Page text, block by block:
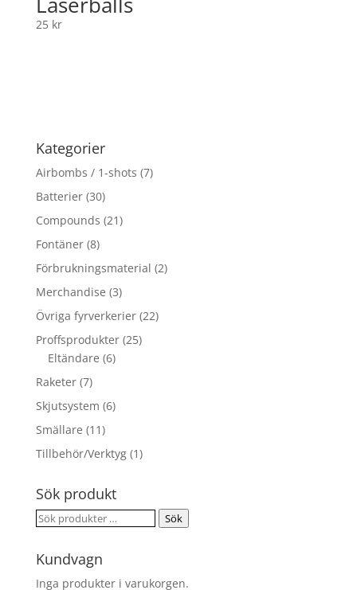
25 kr
Kategorier
Airbombs / 1-shots (7)
Batterier (30)
Compounds (21)
Fontäner (8)
Förbrukningsmaterial (2)
Merchandise (3)
Övriga fyrverkerier (22)
Proffsprodukter (25)
Eltändare (6)
Raketer (7)
Skjutsystem (6)
Smällare (11)
Tillbehör/Verktyg (1)
Sök produkt
Sök
Sök
Kundvagn
Inga produkter i varukorgen.